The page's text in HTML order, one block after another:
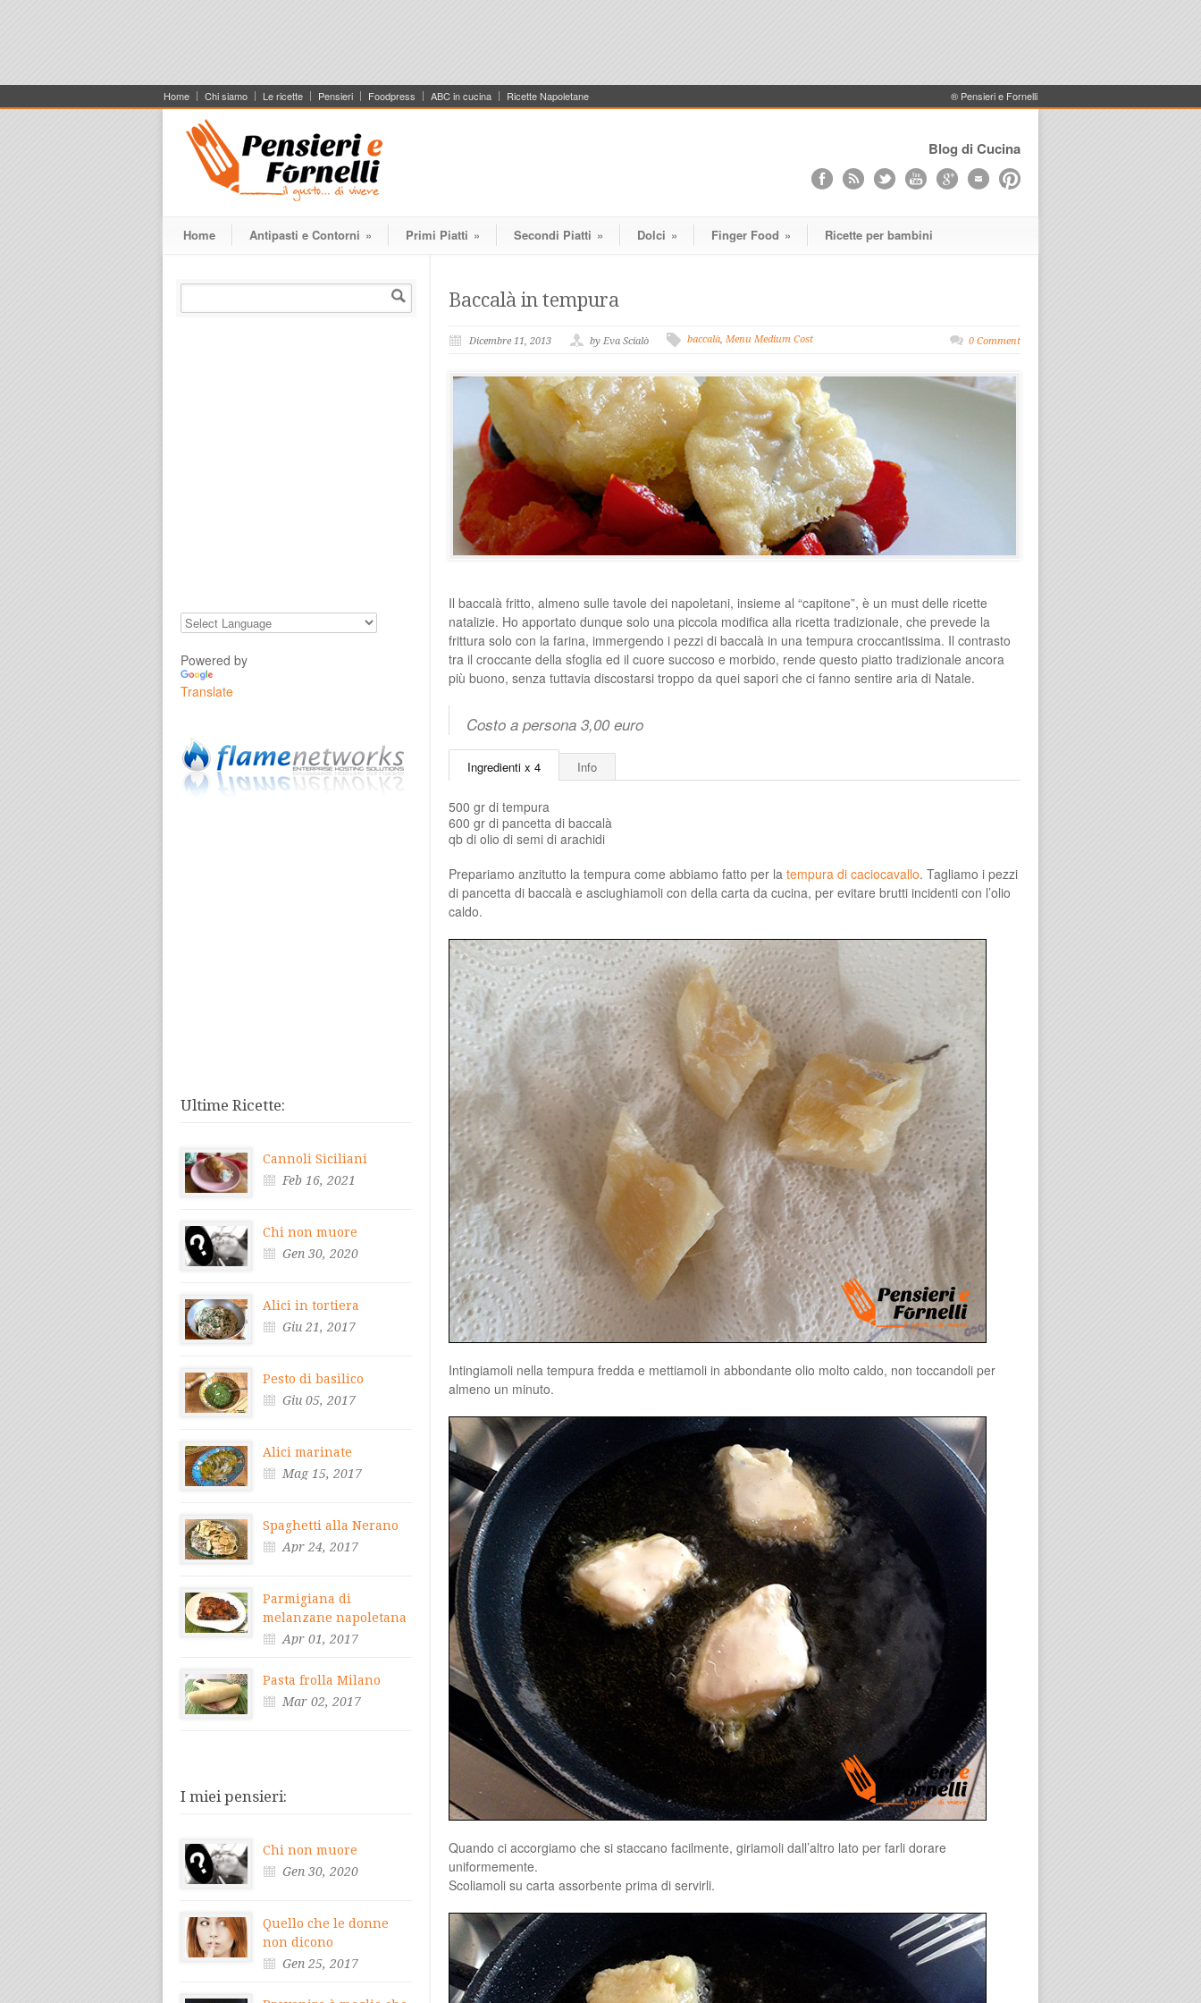
Home Chi siamo Le ricette Pensieri Foodpress ABC in cucina Ricette Napoletane ® Pensieri e Fornelli
Blog di Cucina
Home Antipasti e Contorni » Primi Piatti » Secondi Piatti » Dolci » Finger Food » Ricette per bambini
Baccalà in tempura
Dicembre 11, 2013 by Eva Scialò baccalà, Menu Medium Cost 0 Comment
Il baccalà fritto, almeno sulle tavole dei napoletani, insieme al “capitone”, è un must delle ricette
natalizie. Ho apportato dunque solo una piccola modifica alla ricetta tradizionale, che prevede la
frittura solo con la farina, immergendo i pezzi di baccalà in una tempura croccantissima. Il contrasto
tra il croccante della sfoglia ed il cuore succoso e morbido, rende questo piatto tradizionale ancora
più buono, senza tuttavia discostarsi troppo da quei sapori che ci fanno sentire aria di Natale.
Costo a persona 3,00 euro
Ingredienti x 4 Info
500 gr di tempura
600 gr di pancetta di baccalà
qb di olio di semi di arachidi
Prepariamo anzitutto la tempura come abbiamo fatto per la tempura di caciocavallo. Tagliamo i pezzi
di pancetta di baccalà e asciughiamoli con della carta da cucina, per evitare brutti incidenti con l’olio
caldo.
Intingiamoli nella tempura fredda e mettiamoli in abbondante olio molto caldo, non toccandoli per
almeno un minuto.
Quando ci accorgiamo che si staccano facilmente, giriamoli dall’altro lato per farli dorare
uniformemente.
Scoliamoli su carta assorbente prima di servirli.
Powered by
Translate
Ultime Ricette:
Cannoli Siciliani
Feb 16, 2021
Chi non muore
Gen 30, 2020
Alici in tortiera
Giu 21, 2017
Pesto di basilico
Giu 05, 2017
Alici marinate
Mag 15, 2017
Spaghetti alla Nerano
Apr 24, 2017
Parmigiana di
melanzane napoletana
Apr 01, 2017
Pasta frolla Milano
Mar 02, 2017
I miei pensieri:
Chi non muore
Gen 30, 2020
Quello che le donne
non dicono
Gen 25, 2017